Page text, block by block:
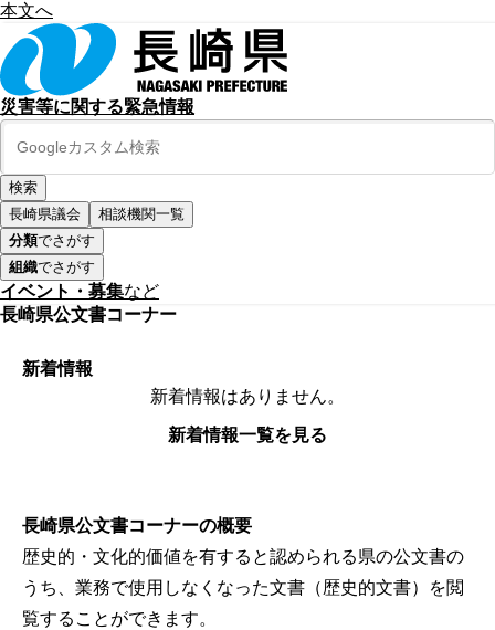
本文へ
災害等に関する緊急情報
長崎県議会
相談機関一覧
分類でさがす
組織でさがす
イベント・募集など
長崎県公文書コーナー
新着情報
新着情報はありません。
新着情報一覧を見る
長崎県公文書コーナーの概要
歴史的・文化的価値を有すると認められる県の公文書の
うち、業務で使用しなくなった文書（歴史的文書）を閲
覧することができます。